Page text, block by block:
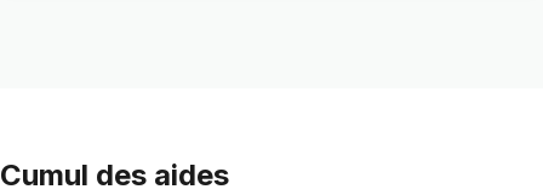
Cumul des aides